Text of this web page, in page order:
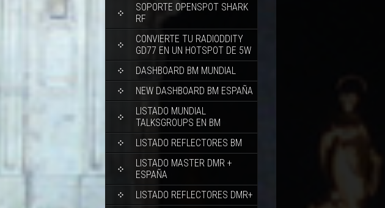
SOPORTE OPENSPOT SHARK
RF
CONVIERTE TU RADIODDITY
GD77 EN UN HOTSPOT DE 5W
DASHBOARD BM MUNDIAL
NEW DASHBOARD BM ESPAÑA
LISTADO MUNDIAL
TALKSGROUPS EN BM
LISTADO REFLECTORES BM
LISTADO MASTER DMR +
ESPAÑA
LISTADO REFLECTORES DMR+